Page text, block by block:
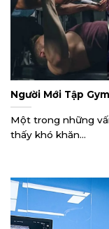
Người Mới Tập
Một trong những
thấy khó khăn...